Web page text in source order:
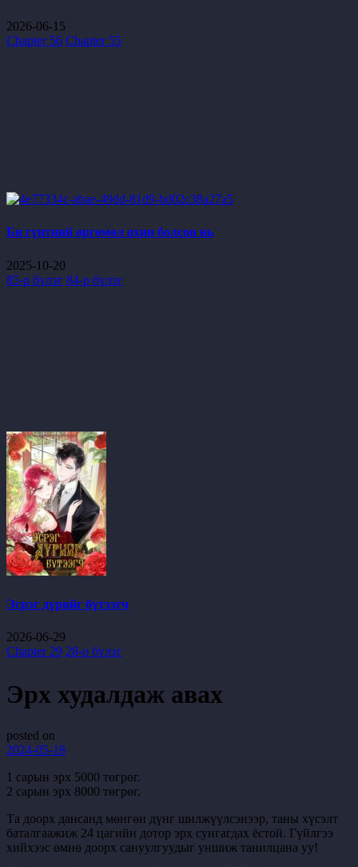
2026-06-15
Chapter 56 Chapter 55
Би гүнтний өргөмөл охин болсон нь
2025-10-20
85-р бүлэг 84-р бүлэг
Эсрэг дүрийг бүтээгч
2026-06-29
Chapter 29 28-р бүлэг
Эрх худалдаж авах
posted on
2024-05-18
1 сарын эрх 5000 төгрөг.
2 сарын эрх 8000 төгрөг.
Та доорх дансанд мөнгөн дүнг шилжүүлсэнээр, таны хүсэлт
баталгаажиж 24 цагийн дотор эрх сунгагдах ёстой. Гүйлгээ
хийхээс өмнө доорх сануулгуудыг уншиж танилцана уу!